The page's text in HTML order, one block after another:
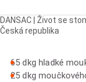
DANSAC | Život se
Česká republika
65 dkg hladké
25 dkg